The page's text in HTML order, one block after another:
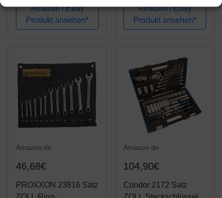
Ring Schlüssel Harley
Werkzeug - 36tlg.
Amazon / Ebay
Produkt ansehen*
Werkzeug Satz I
Schlüssel Nüsse 24-tlg
Amazon / Ebay
Produkt ansehen*
Amazon.de
46,68€
PROXXON 23816 Satz
Amazon.de
104,90€
Condor 2172 Satz